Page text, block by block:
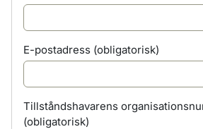
E-postadress (obligatorisk)
Tillståndshavarens
(obligatorisk)